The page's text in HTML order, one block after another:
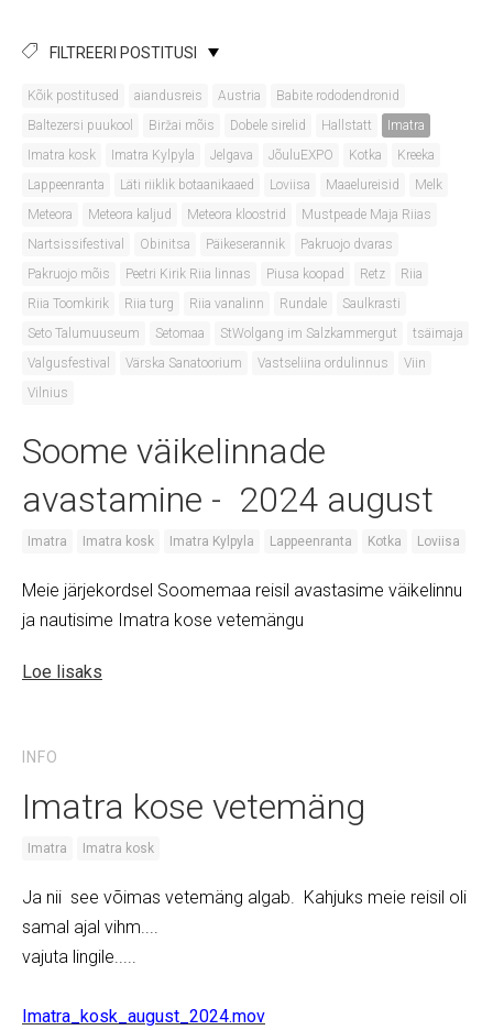
FILTREERI POSTITUSI
Kõik postitused aiandusreis Austria
Babite rododendronid
Baltezersi puukool
Biržai mõis Dobele sirelid Hallstatt
Imatra
Imatra kosk
Imatra Kylpyla Jelgava JõuluEXPO Kotka
Kreeka
Lappeenranta
Läti riiklik botaanikaaed Loviisa Maaelureisid
Melk
Meteora
Meteora kaljud Meteora kloostrid
Mustpeade Maja Riias
Nartsissifestival
Obinitsa Päikeserannik
Pakruojo dvaras
Pakruojo mõis
Peetri Kirik Riia linnas Piusa koopad Retz
Riia
Riia Toomkirik
Riia turg Riia vanalinn Rundale
Saulkrasti
Seto Talumuuseum
Setomaa StWolgang im Salzkammergut
tsäimaja
Valgusfestival
Värska Sanatoorium Vastseliina ordulinnus
Viin
Vilnius
Soome väikelinnade
avastamine - 2024 august
Imatra Imatra kosk Imatra Kylpyla Lappeenranta Kotka Loviisa
Meie järjekordsel Soomemaa reisil avastasime väikelinnu
ja nautisime Imatra kose vetemängu
Loe lisaks
INFO
Imatra kose vetemäng
Imatra Imatra kosk
Ja nii see võimas vetemäng algab. Kahjuks meie reisil oli
samal ajal vihm....
vajuta lingile.....
Imatra_kosk_august_2024.mov